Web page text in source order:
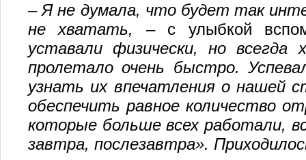
–Я не думала, что будет так
не хватать, –с улыбкой
уставали физически, но
пролетало очень быстро.
узнать их впечатления о нашей
обеспечить равное количество
которые больше всех работали,
завтра, послезавтра».